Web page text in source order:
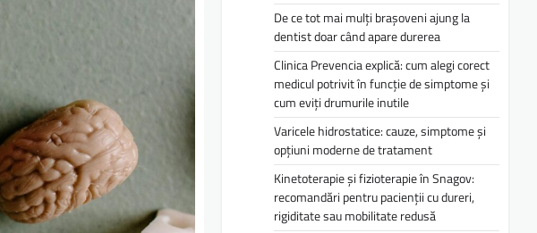
De ce tot mai mulți brașoveni ajung la
dentist doar când apare durerea
Clinica Prevencia explică: cum alegi corect
medicul potrivit în funcție de simptome și
cum eviți drumurile inutile
Varicele hidrostatice: cauze, simptome și
opțiuni moderne de tratament
Kinetoterapie și fizioterapie în Snagov:
recomandări pentru pacienții cu dureri,
rigiditate sau mobilitate redusă